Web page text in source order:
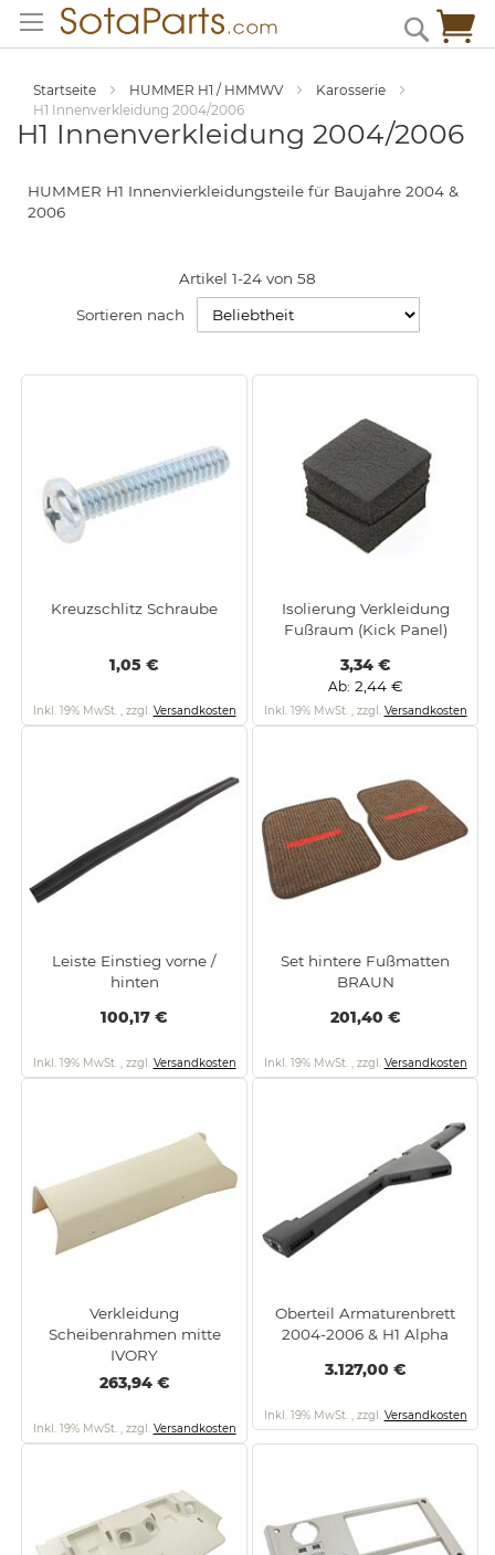
Inhalt
springen
Search
Startseite HUMMER H1 / HMMWV
Karosserie
H1 Innenverkleidung 2004/2006
H1 Innenverkleidung 2004/2006
HUMMER H1 Innenvierkleidungsteile für Baujahre 2004 &
2006
Artikel 1-24 von 58
Sortieren nach
Kreuzschlitz Schraube
1,05 €
Inkl. 19% MwSt. , zzgl. Versandkosten
Isolierung Verkleidung
Fußraum (Kick Panel)
3,34 €
Ab 2,44 €
Inkl. 19% MwSt. , zzgl. Versandkosten
Leiste Einstieg vorne /
hinten
100,17 €
Inkl. 19% MwSt. , zzgl. Versandkosten
Set hintere Fußmatten
BRAUN
201,40 €
Inkl. 19% MwSt. , zzgl. Versandkosten
Verkleidung
Scheibenrahmen mitte
IVORY
263,94 €
Inkl. 19% MwSt. , zzgl. Versandkosten
Oberteil Armaturenbrett
2004-2006 & H1 Alpha
3.127,00 €
Inkl. 19% MwSt. , zzgl. Versandkosten